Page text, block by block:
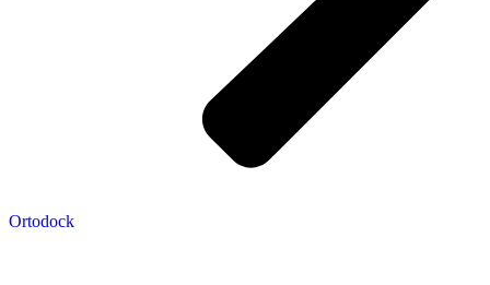
Ortodock